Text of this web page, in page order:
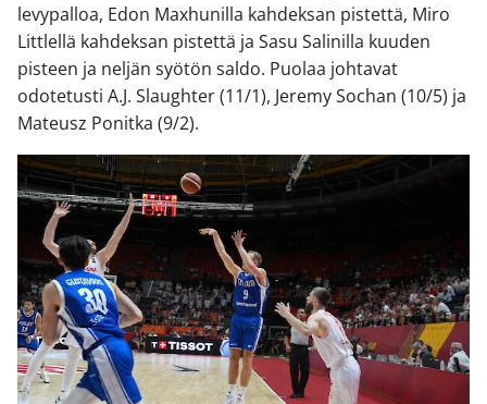
levypalloa, Edon Maxhunilla kahdeksan pistettä, Miro
Littlellä kahdeksan pistettä ja Sasu Salinilla kuuden
pisteen ja neljän syötön saldo. Puolaa johtavat
odotetusti A.J. Slaughter (11/1), Jeremy Sochan (10/5) ja
Mateusz Ponitka (9/2).